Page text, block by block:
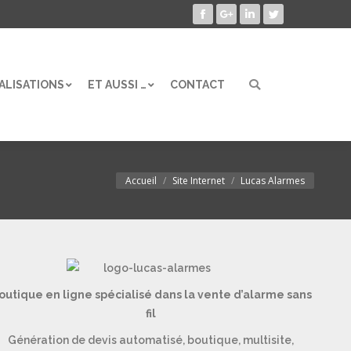
Facebook
Google+LinkedInTwitter
ET AUSSI … CONTACT Search:
Vous êtes ici :
Accueil Site Internet Lucas Alarmes
en ligne spécialisé dans la vente d’alarme sans
fil
Génération de devis automatisé, boutique, multisite,